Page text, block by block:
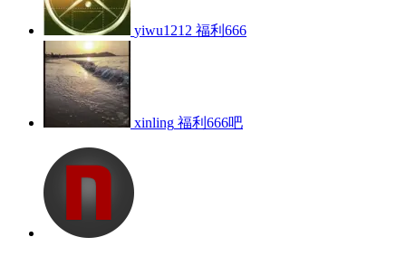
yiwu1212 福利666
xinling 福利666吧